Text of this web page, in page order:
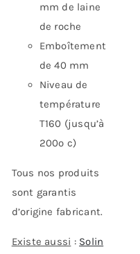
mm de laine
de roche
Emboîtement
de 40 mm
Niveau de
température
T160 (jusqu’à
200º c)
Tous nos produits
sont garantis
d’origine fabricant.
Existe aussi : Solin